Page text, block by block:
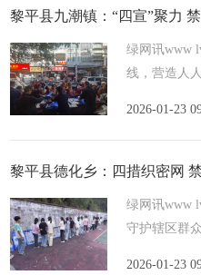
黎平县九潮镇：“四宣”聚力
绿网讯www
线，营造人
转变，让禁
2026-01-23
黎平县德化乡：四措织密网
绿网讯www
守护辖区群
2026-01-23